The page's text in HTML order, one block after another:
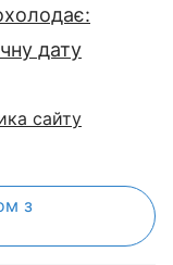
дату
сайту
з